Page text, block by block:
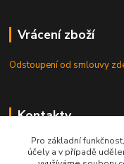
Vrácení zboží
Odstoupení od smlouvy
Kontakty
8.00 - 22.00 /
Pro základní
účely a v případě